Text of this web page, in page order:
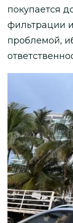
покупается
фильтрации
проблемой,